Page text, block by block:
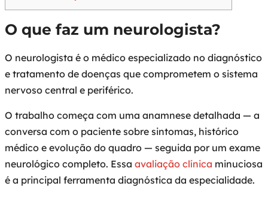
O que faz um neurologista?
O neurologista é o médico especializado no diagnóstico
e tratamento de doenças que comprometem o sistema
nervoso central e periférico.
O trabalho começa com uma anamnese detalhada — a
conversa com o paciente sobre sintomas, histórico
médico e evolução do quadro — seguida por um exame
neurológico completo. Essa avaliação clínica minuciosa
é a principal ferramenta diagnóstica da especialidade.